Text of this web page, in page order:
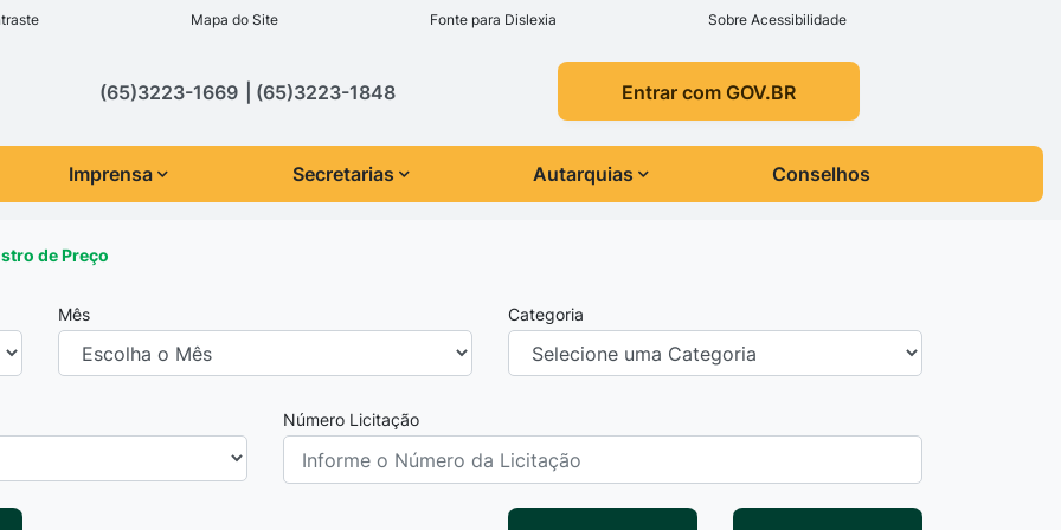
de acessibilidade
Mapa do Site Fonte para Dislexia Sobre Acessibilidade
(65)3223-1669 (65)3223-1848 Entrar com GOV.BR
Imprensa Secretarias Autarquias Conselhos
de Preço
Mês Categoria
Número Licitação